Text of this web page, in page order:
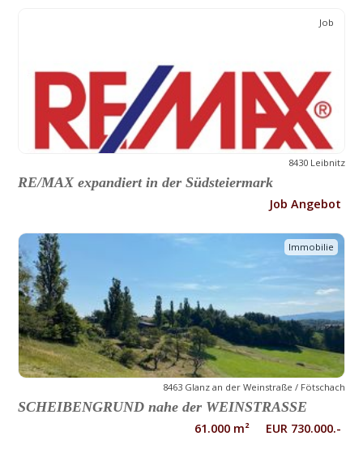
Job
8430 Leibnitz
RE/MAX expandiert in der Südsteiermark
Job Angebot
Immobilie
8463 Glanz an der Weinstraße / Fötschach
SCHEIBENGRUND nahe der WEINSTRASSE
61.000 m² EUR 730.000.-